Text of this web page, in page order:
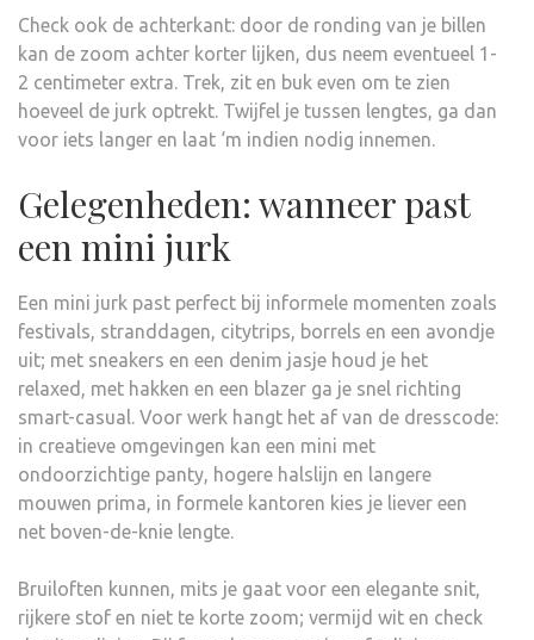
Check ook de achterkant: door de ronding van je billen
kan de zoom achter korter lijken, dus neem eventueel 1-
2 centimeter extra. Trek, zit en buk even om te zien
hoeveel de jurk optrekt. Twijfel je tussen lengtes, ga dan
voor iets langer en laat ‘m indien nodig innemen.
Gelegenheden: wanneer past
een mini jurk
Een mini jurk past perfect bij informele momenten zoals
festivals, stranddagen, citytrips, borrels en een avondje
uit; met sneakers en een denim jasje houd je het
relaxed, met hakken en een blazer ga je snel richting
smart-casual. Voor werk hangt het af van de dresscode:
in creatieve omgevingen kan een mini met
ondoorzichtige panty, hogere halslijn en langere
mouwen prima, in formele kantoren kies je liever een
net boven-de-knie lengte.
Bruiloften kunnen, mits je gaat voor een elegante snit,
rijkere stof en niet te korte zoom; vermijd wit en check